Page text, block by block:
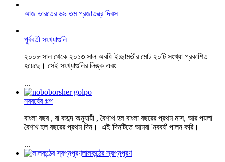
আজ ভারতের ৬৯ তম প্রজাতন্ত্র দিবস
পূর্ববর্তী সংখ্যাগুলি
২০০৮ সাল থেকে ২০১৩ সাল অবধি ইচ্ছামতীর মোট ২০টি সংখ্যা প্রকাশিত
হয়েছে। সেই সংখ্যাগুলির লিঙ্ক এবং
...
নববর্ষের গল্প
বাংলা বছর , বা বঙ্গাব্দ অনুযায়ী , বৈশাখ হল বাংলা বছরের প্রথম মাস, আর পয়লা
বৈশাখ হল বছরের প্রথম দিন। এই দিনটিতে আমরা 'নববর্ষ' পালন করি।
...
লালকন্ঠের স্বপ্নপূরণ